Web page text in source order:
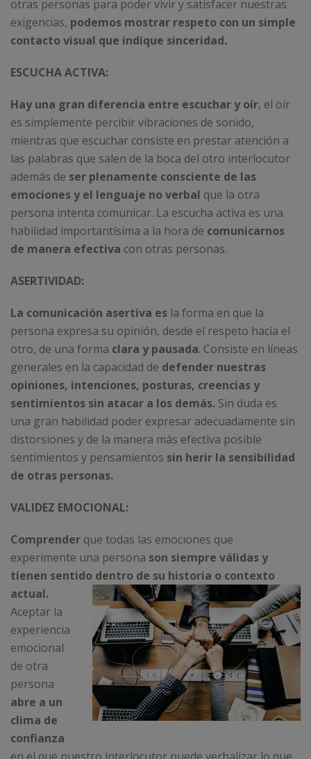
otras personas para poder vivir y satisfacer nuestras
exigencias, podemos mostrar respeto con un simple
contacto visual que indique sinceridad.
ESCUCHA ACTIVA:
Hay una gran diferencia entre escuchar y oír, el oír
es simplemente percibir vibraciones de sonido,
mientras que escuchar consiste en prestar atención a
las palabras que salen de la boca del otro interlocutor
además de ser plenamente consciente de las
emociones y el lenguaje no verbal que la otra
persona intenta comunicar. La escucha activa es una
habilidad importantísima a la hora de comunicarnos
de manera efectiva con otras personas.
ASERTIVIDAD:
La comunicación asertiva es la forma en que la
persona expresa su opinión, desde el respeto hacía el
otro, de una forma clara y pausada. Consiste en líneas
generales en la capacidad de defender nuestras
opiniones, intenciones, posturas, creencias y
sentimientos sin atacar a los demás. Sin duda es
una gran habilidad poder expresar adecuadamente sin
distorsiones y de la manera más efectiva posible
sentimientos y pensamientos sin herir la sensibilidad
de otras personas.
VALIDEZ EMOCIONAL:
Comprender que todas las emociones que
experimente una persona son siempre válidas y
tienen sentido dentro de su historia o contexto
actual.
Aceptar la
experiencia
emocional
de otra
persona
abre a un
clima de
confianza